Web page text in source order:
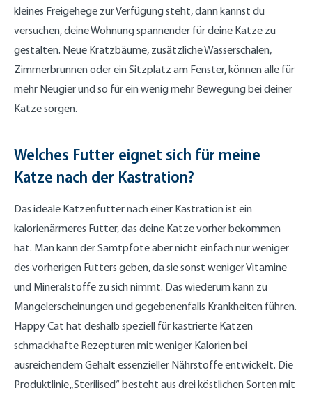
kleines Freigehege zur Verfügung steht, dann kannst du
versuchen, deine Wohnung spannender für deine Katze zu
gestalten. Neue Kratzbäume, zusätzliche Wasserschalen,
Zimmerbrunnen oder ein Sitzplatz am Fenster, können alle für
mehr Neugier und so für ein wenig mehr Bewegung bei deiner
Katze sorgen.
Welches Futter eignet sich für meine
Katze nach der Kastration?
Das ideale Katzenfutter nach einer Kastration ist ein
kalorienärmeres Futter, das deine Katze vorher bekommen
hat. Man kann der Samtpfote aber nicht einfach nur weniger
des vorherigen Futters geben, da sie sonst weniger Vitamine
und Mineralstoffe zu sich nimmt. Das wiederum kann zu
Mangelerscheinungen und gegebenenfalls Krankheiten führen.
Happy Cat hat deshalb speziell für kastrierte Katzen
schmackhafte Rezepturen mit weniger Kalorien bei
ausreichendem Gehalt essenzieller Nährstoffe entwickelt. Die
Produktlinie „Sterilised“ besteht aus drei köstlichen Sorten mit